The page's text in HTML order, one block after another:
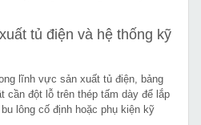
tủ điện và hệ thống kỹ
lĩnh vực sản xuất tủ điện, bảng
cần đột lỗ trên thép tấm dày để lắp
lông cố định hoặc phụ kiện kỹ